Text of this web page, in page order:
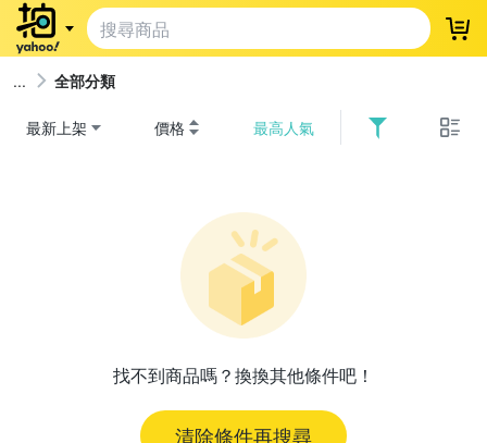
登
全部分類
最新上架 價格 最高人氣
找不到商品嗎？換換其他條件吧！
清除條件再搜尋